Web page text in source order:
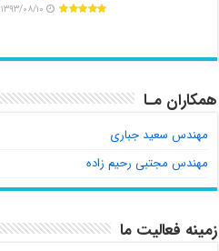
۱۳۹۳/۰۸/۱۰
همکاران مـا
مهندس سعید جباری
مهندس مجتبی رحیم زاده
زمینه فعالیت ما